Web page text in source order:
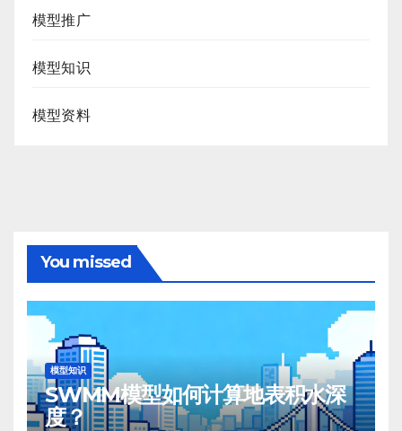
模型推广
模型知识
模型资料
You missed
模型知识
SWMM模型如何计算地表积水深
度？